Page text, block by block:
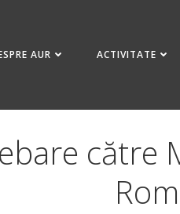
AUR ACTIVITATE
către